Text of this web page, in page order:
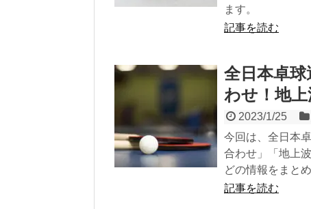
ます。
記事を読む
全日本卓
わせ！地
2023/1/25
今回は、全日本
合わせ」「地上
どの情報をまとめ
記事を読む